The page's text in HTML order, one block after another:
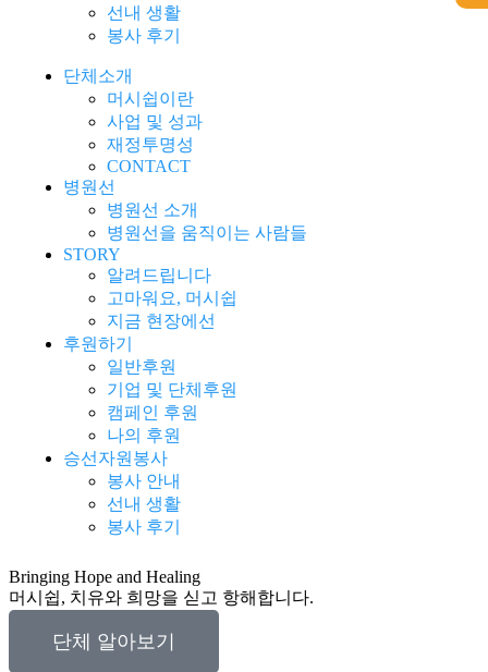
선내 생활
봉사 후기
단체소개
머시쉽이란
사업 및 성과
재정투명성
CONTACT
병원선
병원선 소개
병원선을 움직이는 사람들
STORY
알려드립니다
고마워요, 머시쉽
지금 현장에선
후원하기
일반후원
기업 및 단체후원
캠페인 후원
나의 후원
승선자원봉사
봉사 안내
선내 생활
봉사 후기
Bringing Hope and Healing
머시쉽, 치유와 희망을 싣고 항해합니다.
단체 알아보기